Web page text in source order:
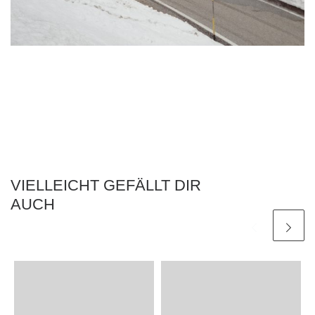
VIELLEICHT GEFÄLLT DIR
AUCH